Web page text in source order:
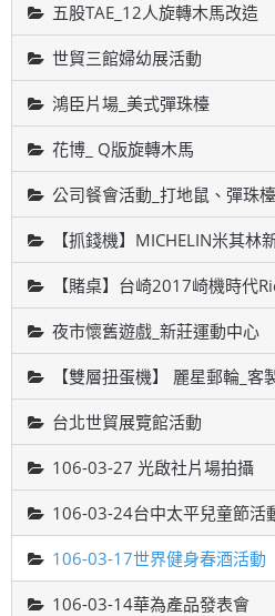
五股TAE_12人旋轉木馬改造
世貿三館婦幼展活動
鴻臣片場_美式彈珠檯
花博_ Q版旋轉木馬
公司餐會活動_打地鼠、彈珠檯
【抓錢機】MICHELIN米其林
【賭桌】台崎2017崎機時代
夜市懷舊遊戲_新莊運動中心
【雙層扭蛋機】 麗星郵輪_客
台北世貿展覽館活動
106-03-27 光啟社片場拍攝
106-03-24台中太平兒童節活
106-03-17世界健身春酒活動
106-03-14華為產品發表會